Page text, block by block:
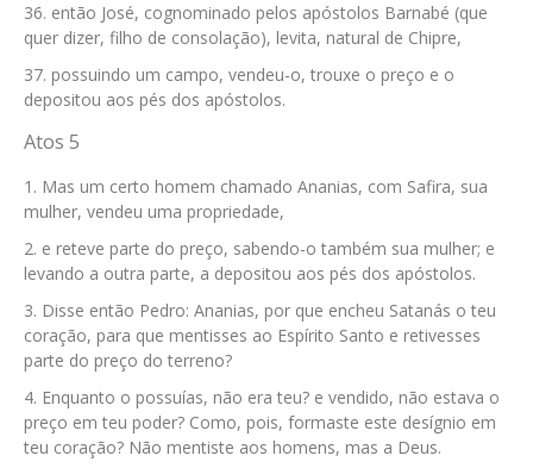
então José, cognominado pelos apóstolos Barnabé (que
quer dizer, filho de consolação), levita, natural de Chipre,
possuindo um campo, vendeu-o, trouxe o preço e o
depositou aos pés dos apóstolos.
Atos 5
Mas um certo homem chamado Ananias, com Safira, sua
mulher, vendeu uma propriedade,
e reteve parte do preço, sabendo-o também sua mulher; e
levando a outra parte, a depositou aos pés dos apóstolos.
Disse então Pedro: Ananias, por que encheu Satanás o teu
coração, para que mentisses ao Espírito Santo e retivesses
parte do preço do terreno?
Enquanto o possuías, não era teu? e vendido, não estava o
preço em teu poder? Como, pois, formaste este desígnio em
teu coração? Não mentiste aos homens, mas a Deus.